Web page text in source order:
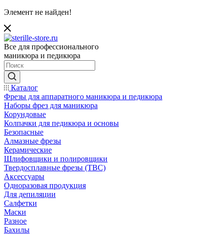
Элемент не найден!
Все для профессионального
маникюра и педикюра
Каталог
Фрезы для аппаратного маникюра и педикюра
Наборы фрез для маникюра
Корундовые
Колпачки для педикюра и основы
Безопасные
Алмазные фрезы
Керамические
Шлифовщики и полировщики
Твердосплавные фрезы (ТВС)
Аксессуары
Одноразовая продукция
Для депиляции
Салфетки
Маски
Разное
Бахилы